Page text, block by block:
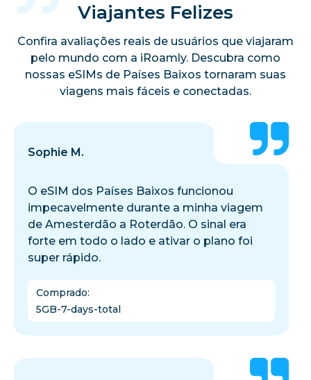
Viajantes Felizes
Confira avaliações reais de usuários que viajaram
pelo mundo com a iRoamly. Descubra como
nossas eSIMs de Países Baixos tornaram suas
viagens mais fáceis e conectadas.
Sophie M.
O eSIM dos Países Baixos funcionou
impecavelmente durante a minha viagem
de Amesterdão a Roterdão. O sinal era
forte em todo o lado e ativar o plano foi
super rápido.
Comprado:
5GB-7-days-total